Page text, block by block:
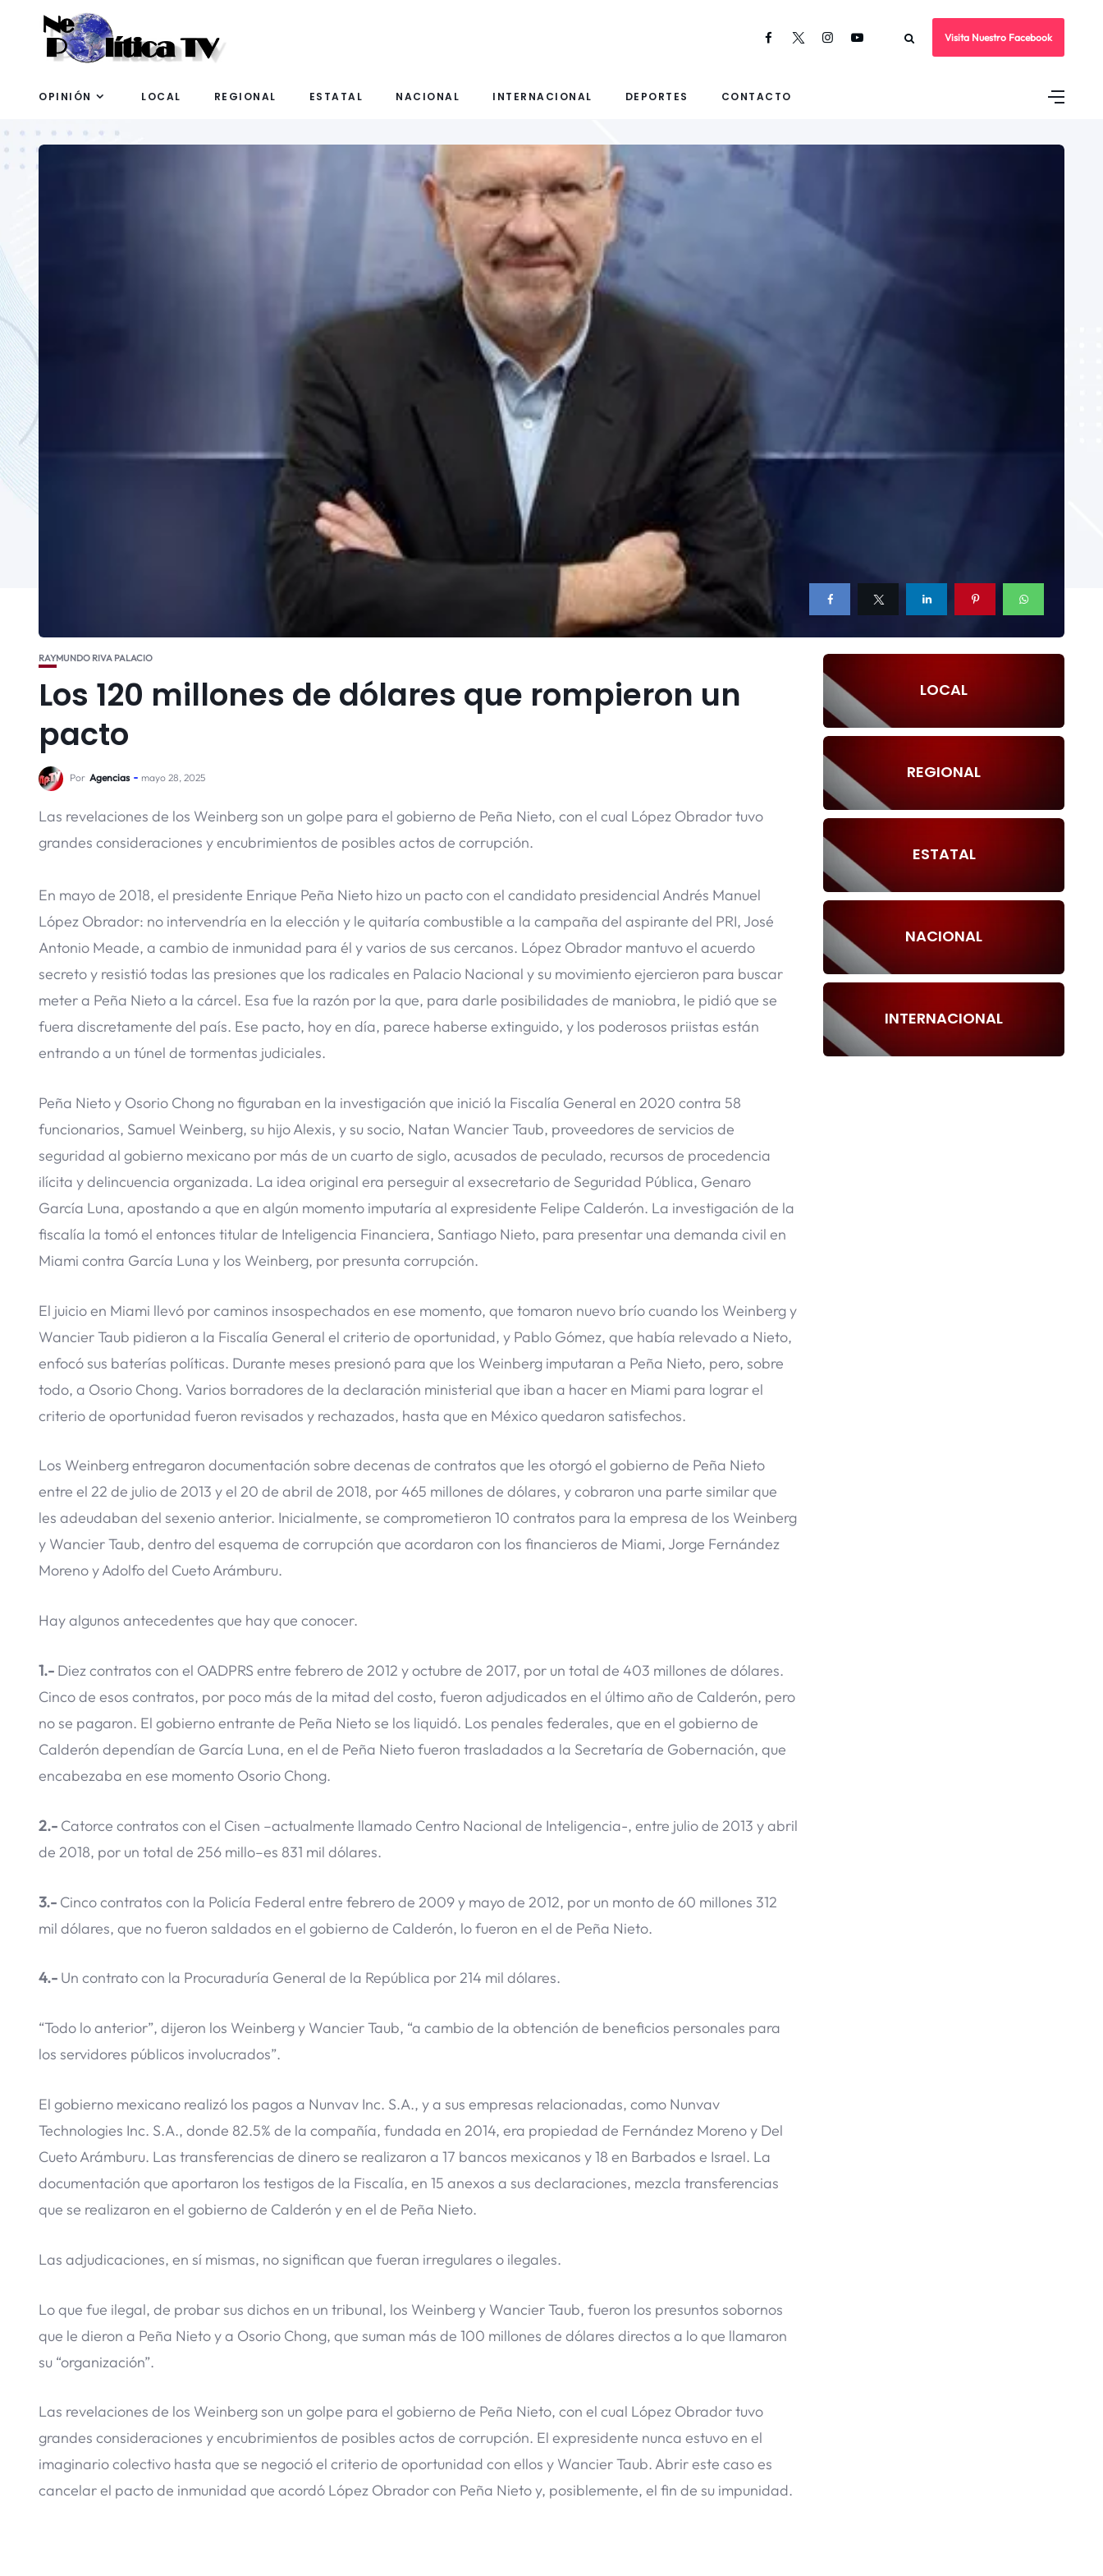
Visita Nuestro Facebook
OPINIÓN LOCAL REGIONAL ESTATAL NACIONAL INTERNACIONAL DEPORTES CONTACTO
RAYMUNDO RIVA PALACIO
Los 120 millones de dólares que rompieron un
pacto
Por Agencias mayo 28, 2025
Las revelaciones de los Weinberg son un golpe para el gobierno de Peña Nieto, con el cual López Obrador tuvo
grandes consideraciones y encubrimientos de posibles actos de corrupción.
En mayo de 2018, el presidente Enrique Peña Nieto hizo un pacto con el candidato presidencial Andrés Manuel
López Obrador: no intervendría en la elección y le quitaría combustible a la campaña del aspirante del PRI, José
Antonio Meade, a cambio de inmunidad para él y varios de sus cercanos. López Obrador mantuvo el acuerdo
secreto y resistió todas las presiones que los radicales en Palacio Nacional y su movimiento ejercieron para buscar
meter a Peña Nieto a la cárcel. Esa fue la razón por la que, para darle posibilidades de maniobra, le pidió que se
fuera discretamente del país. Ese pacto, hoy en día, parece haberse extinguido, y los poderosos priistas están
entrando a un túnel de tormentas judiciales.
Peña Nieto y Osorio Chong no figuraban en la investigación que inició la Fiscalía General en 2020 contra 58
funcionarios, Samuel Weinberg, su hijo Alexis, y su socio, Natan Wancier Taub, proveedores de servicios de
seguridad al gobierno mexicano por más de un cuarto de siglo, acusados de peculado, recursos de procedencia
ilícita y delincuencia organizada. La idea original era perseguir al exsecretario de Seguridad Pública, Genaro
García Luna, apostando a que en algún momento imputaría al expresidente Felipe Calderón. La investigación de la
fiscalía la tomó el entonces titular de Inteligencia Financiera, Santiago Nieto, para presentar una demanda civil en
Miami contra García Luna y los Weinberg, por presunta corrupción.
El juicio en Miami llevó por caminos insospechados en ese momento, que tomaron nuevo brío cuando los Weinberg y
Wancier Taub pidieron a la Fiscalía General el criterio de oportunidad, y Pablo Gómez, que había relevado a Nieto,
enfocó sus baterías políticas. Durante meses presionó para que los Weinberg imputaran a Peña Nieto, pero, sobre
todo, a Osorio Chong. Varios borradores de la declaración ministerial que iban a hacer en Miami para lograr el
criterio de oportunidad fueron revisados y rechazados, hasta que en México quedaron satisfechos.
Los Weinberg entregaron documentación sobre decenas de contratos que les otorgó el gobierno de Peña Nieto
entre el 22 de julio de 2013 y el 20 de abril de 2018, por 465 millones de dólares, y cobraron una parte similar que
les adeudaban del sexenio anterior. Inicialmente, se comprometieron 10 contratos para la empresa de los Weinberg
y Wancier Taub, dentro del esquema de corrupción que acordaron con los financieros de Miami, Jorge Fernández
Moreno y Adolfo del Cueto Arámburu.
Hay algunos antecedentes que hay que conocer.
1.- Diez contratos con el OADPRS entre febrero de 2012 y octubre de 2017, por un total de 403 millones de dólares.
Cinco de esos contratos, por poco más de la mitad del costo, fueron adjudicados en el último año de Calderón, pero
no se pagaron. El gobierno entrante de Peña Nieto se los liquidó. Los penales federales, que en el gobierno de
Calderón dependían de García Luna, en el de Peña Nieto fueron trasladados a la Secretaría de Gobernación, que
encabezaba en ese momento Osorio Chong.
2.- Catorce contratos con el Cisen –actualmente llamado Centro Nacional de Inteligencia-, entre julio de 2013 y abril
de 2018, por un total de 256 millo–es 831 mil dólares.
3.- Cinco contratos con la Policía Federal entre febrero de 2009 y mayo de 2012, por un monto de 60 millones 312
mil dólares, que no fueron saldados en el gobierno de Calderón, lo fueron en el de Peña Nieto.
4.- Un contrato con la Procuraduría General de la República por 214 mil dólares.
“Todo lo anterior”, dijeron los Weinberg y Wancier Taub, “a cambio de la obtención de beneficios personales para
los servidores públicos involucrados”.
El gobierno mexicano realizó los pagos a Nunvav Inc. S.A., y a sus empresas relacionadas, como Nunvav
Technologies Inc. S.A., donde 82.5% de la compañía, fundada en 2014, era propiedad de Fernández Moreno y Del
Cueto Arámburu. Las transferencias de dinero se realizaron a 17 bancos mexicanos y 18 en Barbados e Israel. La
documentación que aportaron los testigos de la Fiscalía, en 15 anexos a sus declaraciones, mezcla transferencias
que se realizaron en el gobierno de Calderón y en el de Peña Nieto.
Las adjudicaciones, en sí mismas, no significan que fueran irregulares o ilegales.
Lo que fue ilegal, de probar sus dichos en un tribunal, los Weinberg y Wancier Taub, fueron los presuntos sobornos
que le dieron a Peña Nieto y a Osorio Chong, que suman más de 100 millones de dólares directos a lo que llamaron
su “organización”.
Las revelaciones de los Weinberg son un golpe para el gobierno de Peña Nieto, con el cual López Obrador tuvo
grandes consideraciones y encubrimientos de posibles actos de corrupción. El expresidente nunca estuvo en el
imaginario colectivo hasta que se negoció el criterio de oportunidad con ellos y Wancier Taub. Abrir este caso es
cancelar el pacto de inmunidad que acordó López Obrador con Peña Nieto y, posiblemente, el fin de su impunidad.
LOCAL
REGIONAL
ESTATAL
NACIONAL
INTERNACIONAL